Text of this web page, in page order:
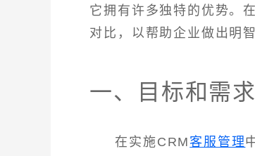
它拥有许多独特的优势。
对比，以帮助企业做出明
一、目标和需
在实施CRM客服管理